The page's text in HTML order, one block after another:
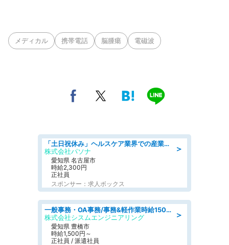
メディカル 携帯電話 脳腫瘍 電磁波
＞
「土日祝休み」ヘルスケア業界での産業保健師業務/看護師/高時給/未経験OK/要資格:正看護師
株式会社パソナ
愛知県 名古屋市
時給2,300円
正社員
スポンサー：求人ボックス
＞
一般事務・OA事務/事務&軽作業時給1500円土日祝休み各種社保完備
株式会社シスムエンジニアリング
愛知県 豊橋市
時給1,500円～
正社員 / 派遣社員